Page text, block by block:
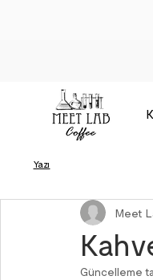
Yazı
Meet
Güncelleme